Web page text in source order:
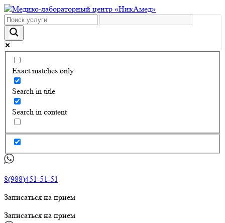
Exact matches only
Search in title
Search in content
8(988)451-51-51
Записаться на прием
Записаться на прием